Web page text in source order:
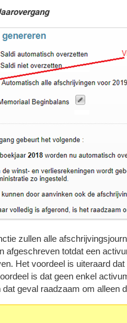
zullen alle
afgeschreven totdat een
Het voordeel is uiteraard
is dat geen enkel
dat geval raadzaam om alleen